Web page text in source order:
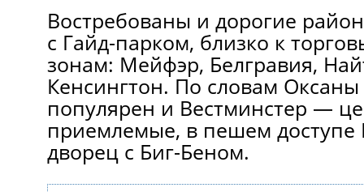
Востребованы и дорогие
с Гайд-парком, близко к
зонам: Мейфэр, Белгравия,
Кенсингтон. По словам
популярен и Вестминстер —
приемлемые, в пешем доступе
дворец с Биг-Беном.